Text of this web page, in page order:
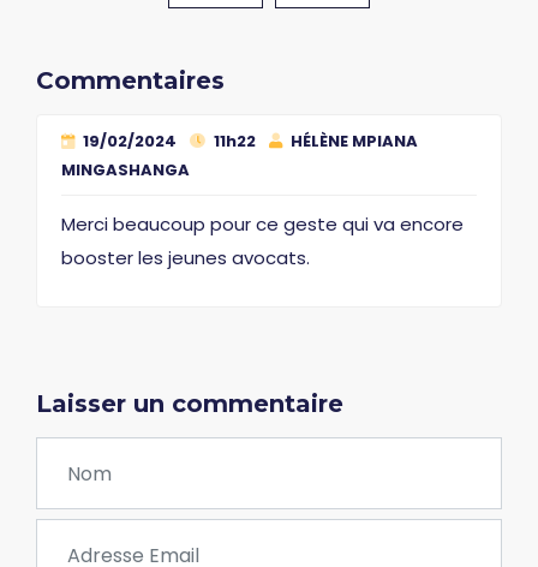
Commentaires
19/02/2024 11h22
HÉLÈNE MPIANA
MINGASHANGA
Merci beaucoup pour ce geste qui va encore
booster les jeunes avocats.
Laisser un commentaire